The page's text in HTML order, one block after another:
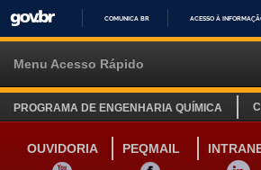
IR
COMUNICA BR ACESSO À
Menu Acesso Rápido
PROGRAMA DE ENGENHARIA QUÍMICA
OUVIDORIA PEQMAIL